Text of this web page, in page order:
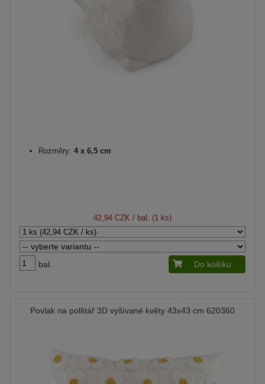
Rozměry: 4 x 6,5 cm
42,94 CZK / bal. (1 ks)
bal. Do košíku
Povlak na polštář 3D vyšívané květy 43x43 cm 620360